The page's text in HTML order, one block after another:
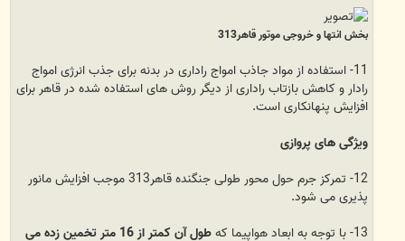
بخش انتها و خروجی موتور قاهر313
11- استفاده از مواد جاذب امواج راداری در بدنه برای جذب انرژی امواج
رادار و کاهش بازتاب راداری از دیگر روش های استفاده شده در قاهر برای
افزایش پنهانکاری است.
ویژگی های پروازی
12- تمرکز جرم حول محور طولی جنگنده قاهر313 موجب افزایش مانور
پذیری می شود.
13- با توجه به ابعاد هواپیما که
طول آن کمتر از 16 متر تخمین زده می